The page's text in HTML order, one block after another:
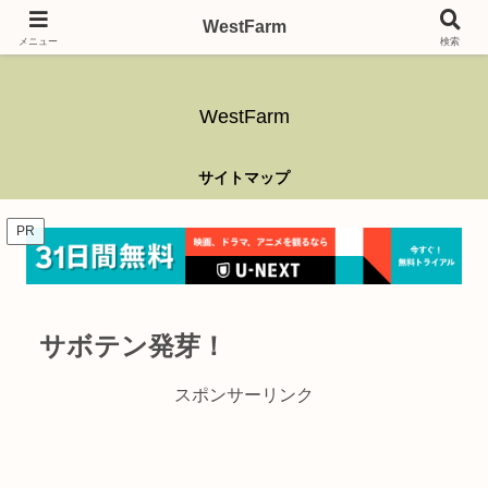
ガーデニング、アウトドア、キャンプ、釣り、乗り物、DIYなど難しい事はさ
WestFarm
サイトマップ
PR
サボテン発芽！
スポンサーリンク
メニュー
WestFarm
検索